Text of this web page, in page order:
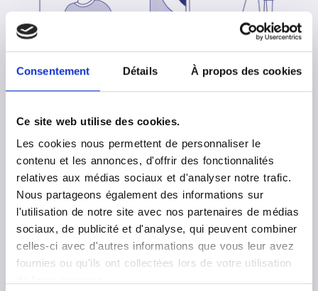
Consentement Détails À propos des cookies
Ce site web utilise des cookies.
Les cookies nous permettent de personnaliser le
contenu et les annonces, d'offrir des fonctionnalités
relatives aux médias sociaux et d'analyser notre trafic.
Nous partageons également des informations sur
l'utilisation de notre site avec nos partenaires de médias
sociaux, de publicité et d'analyse, qui peuvent combiner
celles-ci avec d'autres informations que vous leur avez
fournies ou qu'ils ont collectées lors de votre utilisation
4
Vous êtes allongé(e) sur un lit qui se déplace dans
un large anneau, le plus souvent sur le dos et
seul(e) dans la salle d’examen ; nous pouvons
communiquer avec vous grâce à un micro.
L’équipe se trouve tout près de vous, derrière une
vitre. Elle vous voit et vous entend pendant tout
l’examen. Si cela était nécessaire, elle peut
intervenir à tout instant.
Selon la zone étudiée, vos bras sont le long du
corps ou derrière la tête. L’examen est